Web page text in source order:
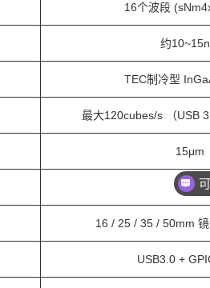
16个波段
约
TEC制冷型
最大120cubes/s （USB
15μm
13bit
16 / 25 / 35 / 50mm
USB3.0 +